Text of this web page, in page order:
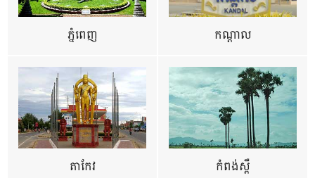
ភ្នំពេញ កណ្តាល
តាកែវ កំពង់ស្ពឺ